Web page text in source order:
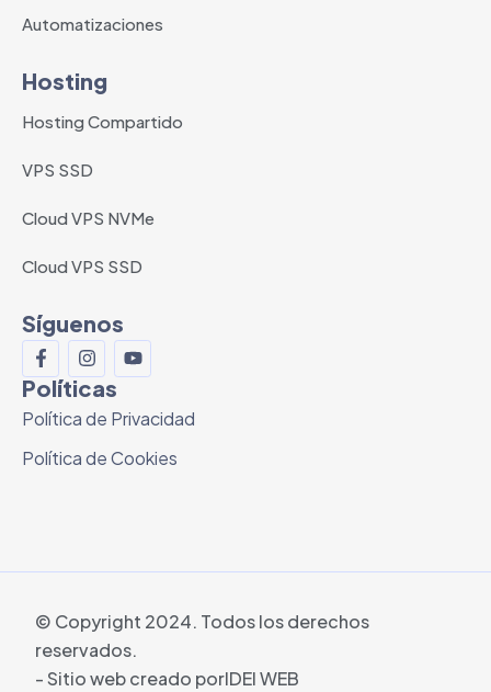
Automatizaciones
Hosting
Hosting Compartido
VPS SSD
Cloud VPS NVMe
Cloud VPS SSD
Síguenos
Políticas
Política de Privacidad
Política de Cookies
© Copyright 2024. Todos los derechos
reservados.
- Sitio web creado porIDEI WEB